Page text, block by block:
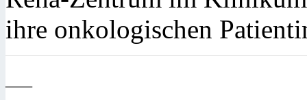
ihre onkologischen
—